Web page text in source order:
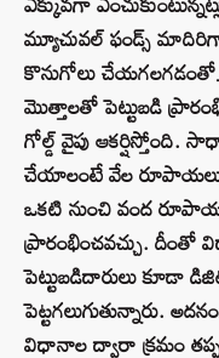
మ్యూచువల్ ఫండ్స్
కొనుగోలు
మొత్తాలతో పెట్టుబడి
గోల్డ్ వైపు
చేయాలంటే వేల
ఒకటి నుంచి వంద
ప్రారంభించవచ్చు. దీంతో
పెట్టుబడిదారులు కూడా
పెట్టగలుగుతున్నారు.
విధానాల ద్వారా క్రమం